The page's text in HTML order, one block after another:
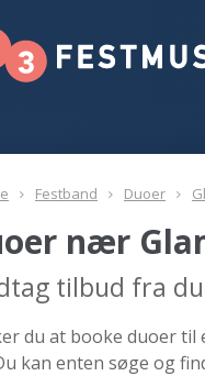
Festband Duoer
nær
tilbud fra
du at booke duoer til
kan enten søge og